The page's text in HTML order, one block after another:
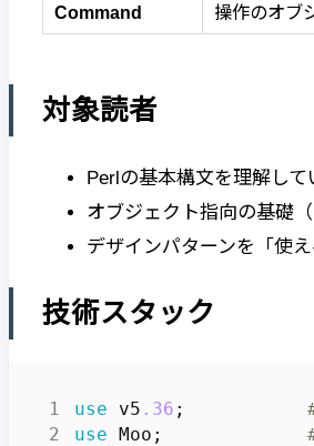
Command 操作のオブ
対象読者
Perlの基本構文を理解して
オブジェクト指向の基礎
デザインパターンを「使
技術スタック
use v5 .36 ;
use Moo ;